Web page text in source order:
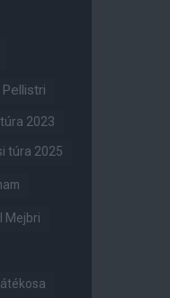
2023
túra 2025
Mejbri